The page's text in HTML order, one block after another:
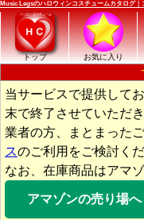
Music Legsのハロウィンコスチュームカタログ｜
トップ お気に入り
当サービスで提供して
末で終了させていただき
業者の方、まとまった
スのご利用をご検討くだ
なお、在庫商品はアマ
アマゾンの売り場へ